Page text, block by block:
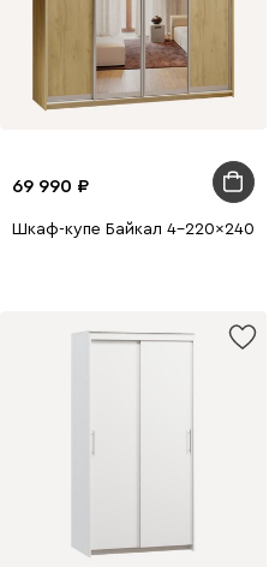
69 990
Шкаф-купе Байкал 4-220x240